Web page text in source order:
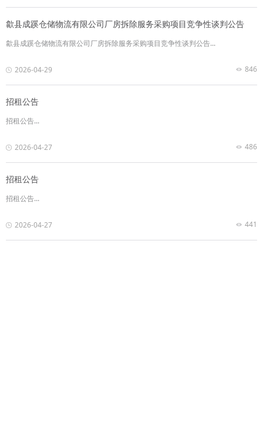
歙县成蹊仓储物流有限公司厂房拆除服务采购项目竞争性谈判公告
歙县成蹊仓储物流有限公司厂房拆除服务采购项目竞争性谈判公告...
2026-04-29 846
招租公告
招租公告...
2026-04-27 486
招租公告
招租公告...
2026-04-27 441